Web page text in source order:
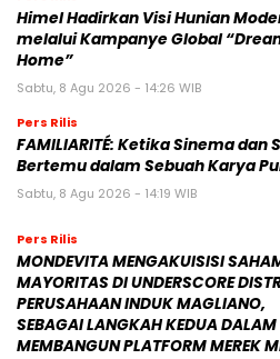
Himel Hadirkan Visi Hunian
melalui Kampanye Global
Home”
Sabtu, 8 Agu 2026 - 14:26 WIB
Pers Rilis
FAMILIARITÉ: Ketika Sinema dan
Bertemu dalam Sebuah Karya
Sabtu, 8 Agu 2026 - 14:19 WIB
Pers Rilis
MONDEVITA MENGAKUISISI
MAYORITAS DI UNDERSCORE
PERUSAHAAN INDUK MAGLIANO,
SEBAGAI LANGKAH KEDUA DALAM
MEMBANGUN PLATFORM MEREK